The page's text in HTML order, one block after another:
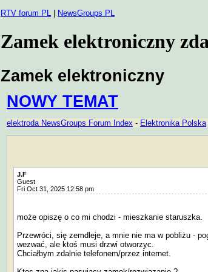
RTV forum PL NewsGroups PL
Zamek elektroniczny
Zamek elektroniczny
NOWY TEMAT
elektroda NewsGroups Forum Index - Elektronika Polska
J.F
Guest
Fri Oct 31, 2025 12:58 pm
może opiszę o co mi chodzi - mieszkanie staruszka.
Przewróci, się zemdleje, a mnie nie ma w pobliżu -
wezwać, ale ktoś musi drzwi otworzyc.
Chciałbym zdalnie telefonem/przez internet.